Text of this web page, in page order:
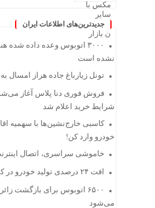
جدیدترین‌های اطلاعات ایران
۳۰۰۰ اتوبوس وعده داده شده
نشده است
تونل زیارباغ جاده هراز امسال
فروش فوری دنا پلاس آغاز
شرایط خرید اعلام شد
خودرو وارد کن!
خاموشی سراسری، اتصال
افت ۲۴ درصدی تولید خودرو در کشور
۶۵۰۰ اتوبوس برای بازگشت
می‌شود